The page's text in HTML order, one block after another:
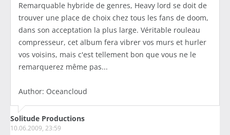
Remarquable hybride de genres, Heavy lord se doit de
trouver une place de choix chez tous les fans de doom,
dans son acceptation la plus large. Véritable rouleau
compresseur, cet album fera vibrer vos murs et hurler
vos voisins, mais c'est tellement bon que vous ne le
remarquerez même pas...
Author: Oceancloud
Solitude Productions
10.06.2009, 23:59